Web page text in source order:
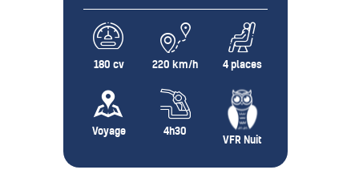
180 cv 220 km/h 4 places
Voyage 4h30
VFR Nuit